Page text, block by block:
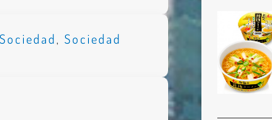
Sociedad ,Sociedad